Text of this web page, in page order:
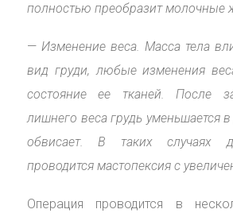
полностью преобразит молочные
— Изменение веса. Масса тела
вид груди, любые изменения
состояние ее тканей. После
лишнего веса грудь уменьшается
обвисает. В таких случаях
проводится мастопексия с
Операция проводится в